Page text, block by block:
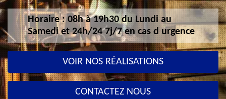
Horaire : 08h à 19h30 du Lundi au
Samedi et 24h/24 7j/7 en cas d urgence
VOIR NOS RÉALISATIONS
CONTACTEZ NOUS